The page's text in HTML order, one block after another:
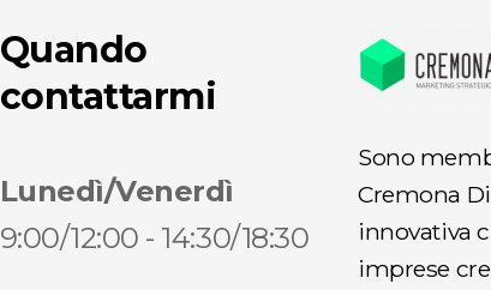
Quando
contattarmi
Lunedì/Venerdì
9:00/12:00 - 14:30/18:30
Sono
Cremona
innovativa
imprese